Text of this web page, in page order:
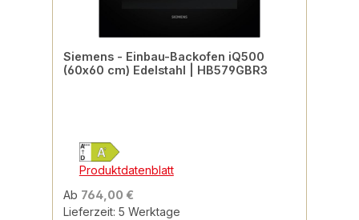
Siemens - Einbau-Backofen iQ500
(60x60 cm) Edelstahl | HB579GBR3
Produktdatenblatt
Ab 764,00 €
Lieferzeit: 5 Werktage